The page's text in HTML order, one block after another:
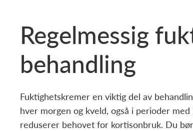
Regelmessig
behandling
Fuktighetskremer en viktig del av
hver morgen og kveld, også i perioder
reduserer behovet for kortisonbruk. Du